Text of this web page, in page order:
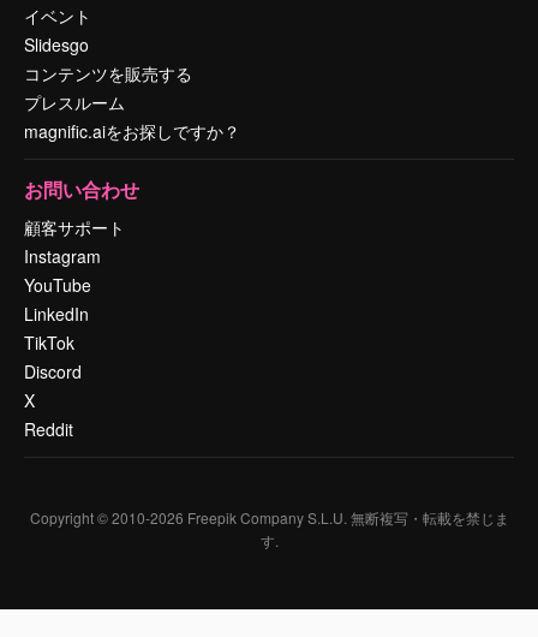
イベント
Slidesgo
コンテンツを販売する
プレスルーム
magnific.aiをお探しですか？
お問い合わせ
顧客サポート
Instagram
YouTube
LinkedIn
TikTok
Discord
X
Reddit
Copyright © 2010-2026 Freepik Company S.L.U. 無断複写・転載を禁じま
す.